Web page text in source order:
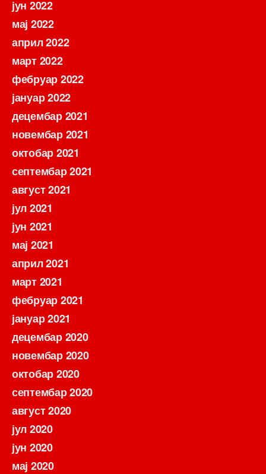
јун 2022
мај 2022
април 2022
март 2022
фебруар 2022
јануар 2022
децембар 2021
новембар 2021
октобар 2021
септембар 2021
август 2021
јул 2021
јун 2021
мај 2021
април 2021
март 2021
фебруар 2021
јануар 2021
децембар 2020
новембар 2020
октобар 2020
септембар 2020
август 2020
јул 2020
јун 2020
мај 2020